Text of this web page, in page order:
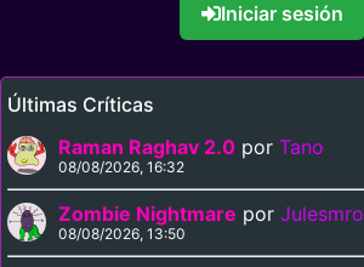
Iniciar sesión
Últimas Críticas
Raman Raghav 2.0 por Tano
08/08/2026, 16:32
Zombie Nightmare por Julesmro
08/08/2026, 13:50